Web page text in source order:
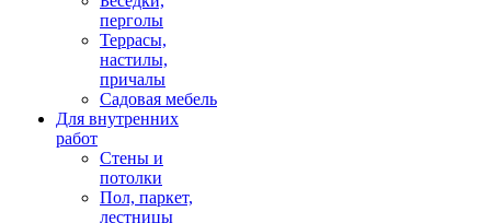
перголы
Террасы,
настилы,
причалы
Садовая мебель
Для внутренних
работ
Стены и
потолки
Пол, паркет,
лестницы